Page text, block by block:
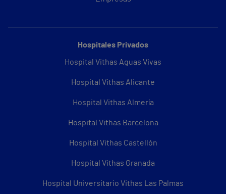
Hospitales Privados
Hospital Vithas Aguas Vivas
Hospital Vithas Alicante
Hospital Vithas Almería
Hospital Vithas Barcelona
Hospital Vithas Castellón
Hospital Vithas Granada
Hospital Universitario Vithas Las Palmas